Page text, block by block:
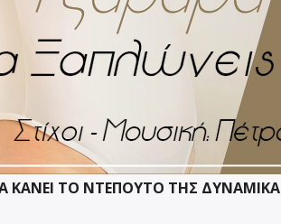
ΚΑΝΕΙ ΤΟ ΝΤΕΠΟΥΤΟ ΤΗΣ ΔΥΝΑΜΙΚΑ